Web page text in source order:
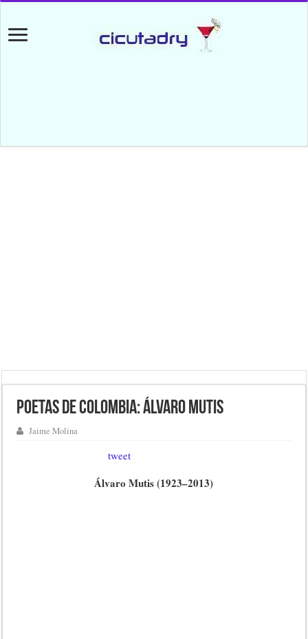
Poetas de Colombia: Álvaro Mutis
Jaime Molina
tweet
Álvaro Mutis (1923–2013)